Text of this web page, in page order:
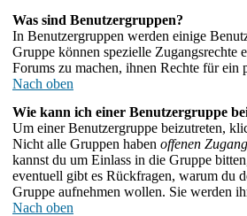
Was sind Benutzergruppen?
In Benutzergruppen werden einige
Gruppe können spezielle Zugangsrechte
Forums zu machen, ihnen Rechte für ein
Nach oben
Wie kann ich einer Benutzergruppe
Um einer Benutzergruppe beizutreten,
Nicht alle Gruppen haben offenen Zugang
kannst du um Einlass in die Gruppe
eventuell gibt es Rückfragen, warum du
Gruppe aufnehmen wollen. Sie werden
Nach oben